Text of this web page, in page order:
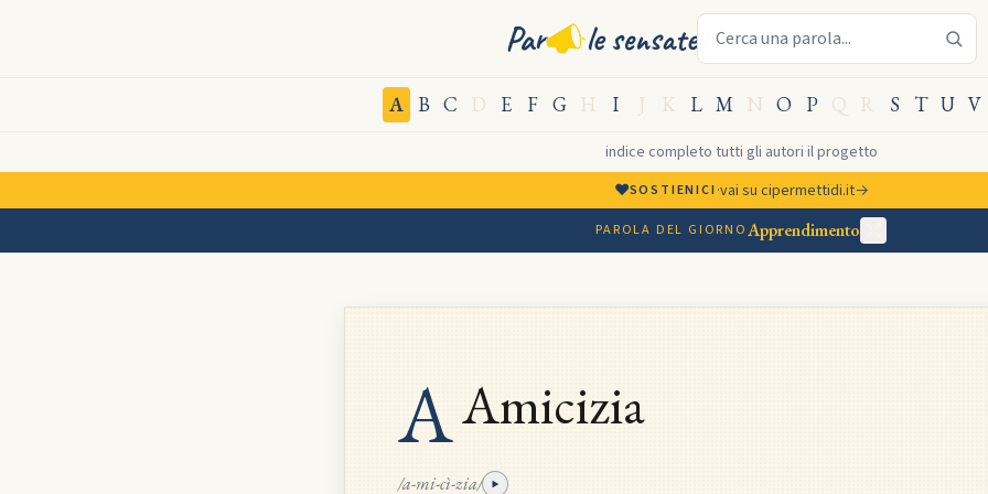
Par le sensateCerca una parola sensata
A B C D E F G H I J K L M N O P Q R S T U V
indice completo tutti gli autori il progetto
♥SOSTIENICI·vai su cipermettidi.it→
PAROLA DEL GIORNOApprendimento
AAmicizia
/a-mi-cì-zia/